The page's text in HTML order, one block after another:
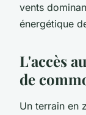
vents
énergétique
L'accès
de
Un terrain en